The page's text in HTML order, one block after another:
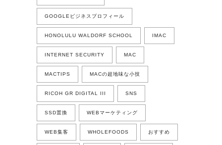
GOOGLEビジネスプロフィール
HONOLULU WALDORF SCHOOL IMAC
INTERNET SECURITY MAC
MACTIPS MACの超地味な小技
RICOH GR DIGITAL III SNS
SSD置換 WEBマーケティング
WEB集客 WHOLEFOODS おすすめ